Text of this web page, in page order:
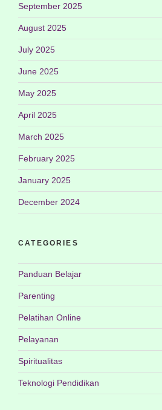
September 2025
August 2025
July 2025
June 2025
May 2025
April 2025
March 2025
February 2025
January 2025
December 2024
CATEGORIES
Panduan Belajar
Parenting
Pelatihan Online
Pelayanan
Spiritualitas
Teknologi Pendidikan